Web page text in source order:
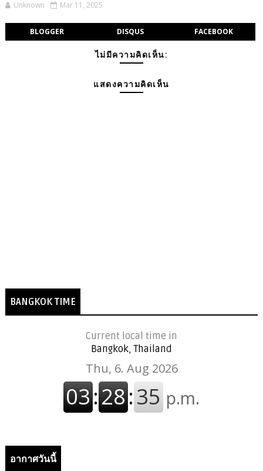
Unknown Mar 11, 2025
BLOGGER DISQUS FACEBOOK
ไม่มีความคิดเห็น:
แสดงความคิดเห็น
BANGKOK TIME
Current local time in
Bangkok, Thailand
อากาศวันนี้